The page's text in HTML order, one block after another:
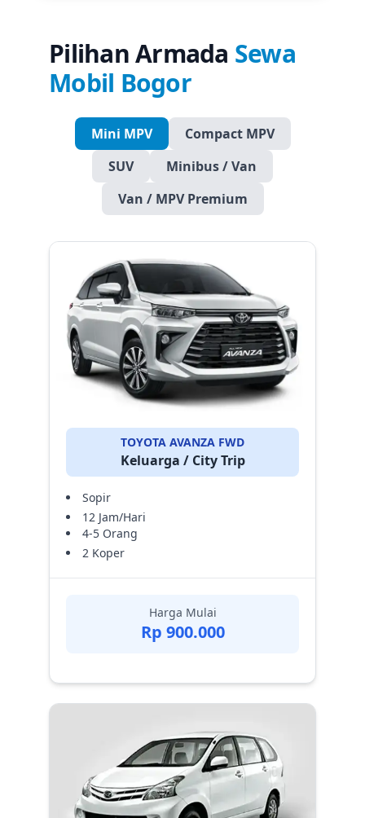
Pilihan Armada Sewa
Mobil Bogor
Mini MPV
Compact MPV
SUV
Minibus / Van
Van / MPV Premium
TOYOTA AVANZA FWD
Keluarga / City Trip
Sopir
12 Jam/Hari
4-5 Orang
2 Koper
Harga Mulai
Rp 900.000